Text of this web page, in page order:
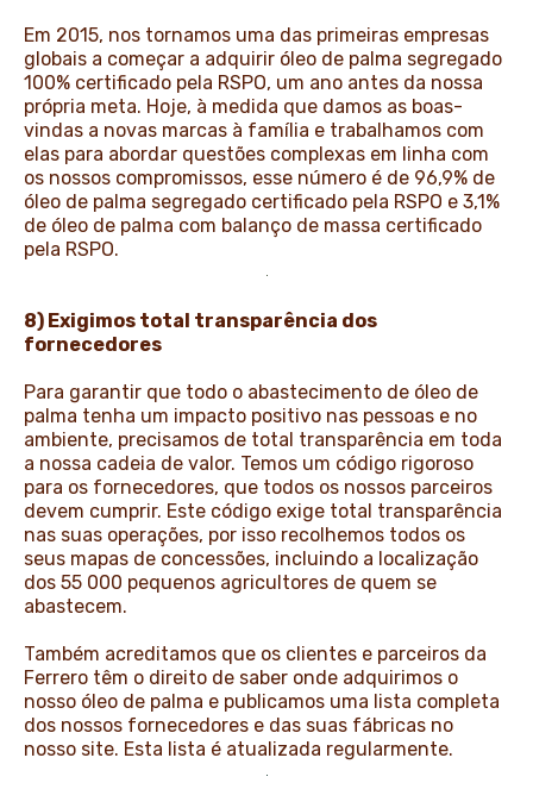
Em 2015, nos tornamos uma das primeiras empresas
globais a começar a adquirir óleo de palma segregado
100% certificado pela RSPO, um ano antes da nossa
própria meta. Hoje, à medida que damos as boas-
vindas a novas marcas à família e trabalhamos com
elas para abordar questões complexas em linha com
os nossos compromissos, esse número é de 96,9% de
óleo de palma segregado certificado pela RSPO e 3,1%
de óleo de palma com balanço de massa certificado
pela RSPO.
8) Exigimos total transparência dos
fornecedores
Para garantir que todo o abastecimento de óleo de
palma tenha um impacto positivo nas pessoas e no
ambiente, precisamos de total transparência em toda
a nossa cadeia de valor. Temos um código rigoroso
para os fornecedores, que todos os nossos parceiros
devem cumprir. Este código exige total transparência
nas suas operações, por isso recolhemos todos os
seus mapas de concessões, incluindo a localização
dos 55 000 pequenos agricultores de quem se
abastecem.
Também acreditamos que os clientes e parceiros da
Ferrero têm o direito de saber onde adquirimos o
nosso óleo de palma e publicamos uma lista completa
dos nossos fornecedores e das suas fábricas no
nosso site. Esta lista é atualizada regularmente.